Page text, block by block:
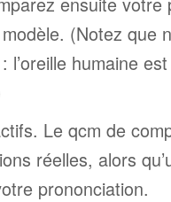
(Notez que
l’oreille humaine
Le qcm de
réelles, alors
prononciation.